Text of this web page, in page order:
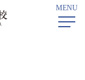
MENU
> 放送